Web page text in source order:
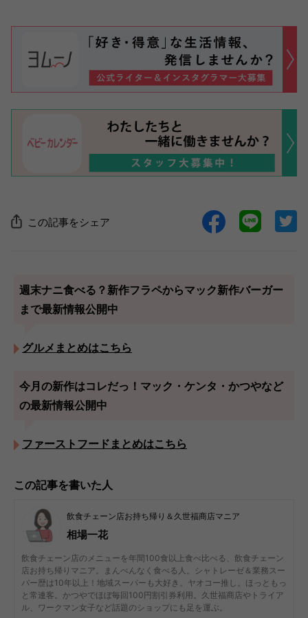
この記事をシェア
週末ナニ食べる？新作フラペからマック新作バーガー
まで最新情報公開中
グルメまとめはこちら
今月の新作はコレだっ！マック・ケンタ・かつやなど
の最新情報公開中
ファーストフードまとめはこちら
この記事を書いた人
飲食チェーン店お持ち帰り＆久世福商店マニア
相場一花
飲食チェーン店のメニューを年間100食以上食べ比べる、飲食チェーン
店お持ち帰りマニア。まんべんなく食べる人。シャトレーゼ＆業務スー
パー歴は10年以上！地域スーパーも大好き。ヤオコー推し。ほっともっ
と常連客。かつやでほぼ毎回100円割引券利用。久世福商店やトライア
ル、ワークマン女子など話題のショップにも足を運ぶ。